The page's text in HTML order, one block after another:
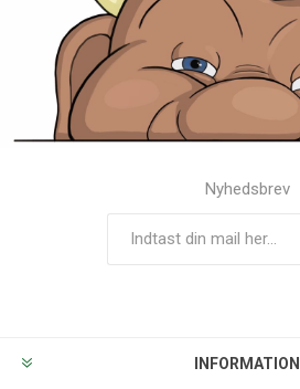
Nyhedsbrev
INFORMATION